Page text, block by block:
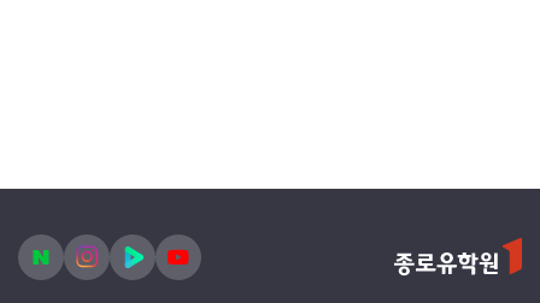
장기어학연수비용
9개월어학연수비용
장기어학연수후기
4주어학연수비용비교